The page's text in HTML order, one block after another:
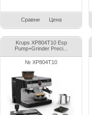
Сравни Цена
Krups XP804T10 Esp
Pump+Grinder Preci...
№ XP804T10